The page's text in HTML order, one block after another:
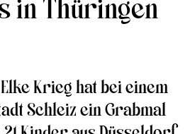
in Thüringen
Krieg hat bei einem
Schleiz ein Grabmal